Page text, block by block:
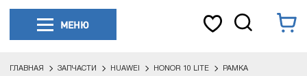
МЕНЮ
ГЛАВНАЯ ЗАПЧАСТИ HUAWEI HONOR 10 LITE РАМКА